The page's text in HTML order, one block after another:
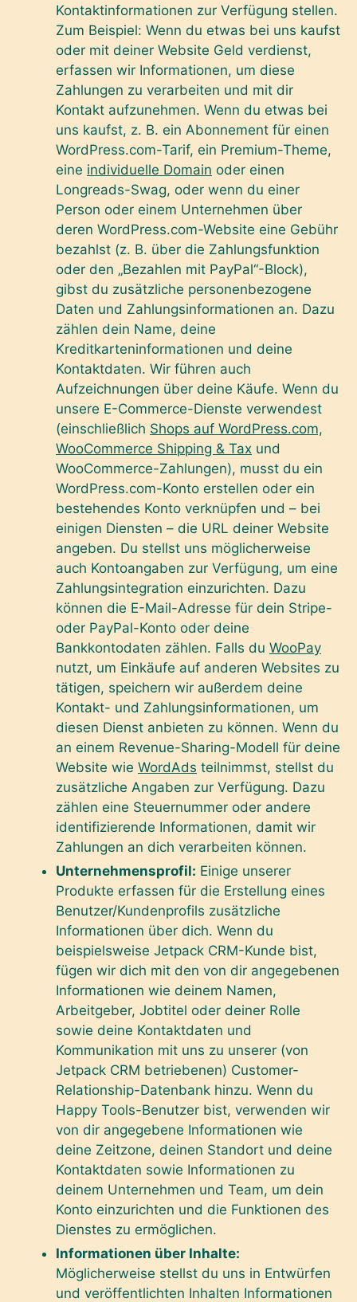
Kontaktinformationen zur Verfügung stellen.
Zum Beispiel: Wenn du etwas bei uns kaufst
oder mit deiner Website Geld verdienst,
erfassen wir Informationen, um diese
Zahlungen zu verarbeiten und mit dir
Kontakt aufzunehmen. Wenn du etwas bei
uns kaufst, z. B. ein Abonnement für einen
WordPress.com-Tarif, ein Premium-Theme,
eine individuelle Domain oder einen
Longreads-Swag, oder wenn du einer
Person oder einem Unternehmen über
deren WordPress.com-Website eine Gebühr
bezahlst (z. B. über die Zahlungsfunktion
oder den „Bezahlen mit PayPal“-Block),
gibst du zusätzliche personenbezogene
Daten und Zahlungsinformationen an. Dazu
zählen dein Name, deine
Kreditkarteninformationen und deine
Kontaktdaten. Wir führen auch
Aufzeichnungen über deine Käufe. Wenn du
unsere E-Commerce-Dienste verwendest
(einschließlich Shops auf WordPress.com,
WooCommerce Shipping & Tax und
WooCommerce-Zahlungen), musst du ein
WordPress.com-Konto erstellen oder ein
bestehendes Konto verknüpfen und – bei
einigen Diensten – die URL deiner Website
angeben. Du stellst uns möglicherweise
auch Kontoangaben zur Verfügung, um eine
Zahlungsintegration einzurichten. Dazu
können die E-Mail-Adresse für dein Stripe-
oder PayPal-Konto oder deine
Bankkontodaten zählen. Falls du WooPay
nutzt, um Einkäufe auf anderen Websites zu
tätigen, speichern wir außerdem deine
Kontakt- und Zahlungsinformationen, um
diesen Dienst anbieten zu können. Wenn du
an einem Revenue-Sharing-Modell für deine
Website wie WordAds teilnimmst, stellst du
zusätzliche Angaben zur Verfügung. Dazu
zählen eine Steuernummer oder andere
identifizierende Informationen, damit wir
Zahlungen an dich verarbeiten können.
Unternehmensprofil: Einige unserer
Produkte erfassen für die Erstellung eines
Benutzer/Kundenprofils zusätzliche
Informationen über dich. Wenn du
beispielsweise Jetpack CRM-Kunde bist,
fügen wir dich mit den von dir angegebenen
Informationen wie deinem Namen,
Arbeitgeber, Jobtitel oder deiner Rolle
sowie deine Kontaktdaten und
Kommunikation mit uns zu unserer (von
Jetpack CRM betriebenen) Customer-
Relationship-Datenbank hinzu. Wenn du
Happy Tools-Benutzer bist, verwenden wir
von dir angegebene Informationen wie
deine Zeitzone, deinen Standort und deine
Kontaktdaten sowie Informationen zu
deinem Unternehmen und Team, um dein
Konto einzurichten und die Funktionen des
Dienstes zu ermöglichen.
Informationen über Inhalte:
Möglicherweise stellst du uns in Entwürfen
und veröffentlichten Inhalten Informationen